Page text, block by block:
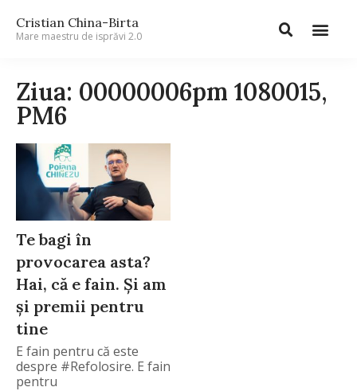
Cristian China-Birta
Mare maestru de isprăvi 2.0
Ziua: 00000006pm 1080015,
PM6
Te bagi în
provocarea asta?
Hai, că e fain. Și am
și premii pentru
tine
E fain pentru că este
despre #Refolosire. E fain
pentru